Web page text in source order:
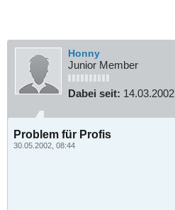
Honny
Junior Member
Dabei seit: 14.03.2002
Problem für Profis
30.05.2002, 08:44